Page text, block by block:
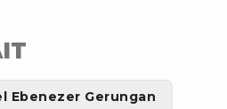
Ebenezer Gerungan